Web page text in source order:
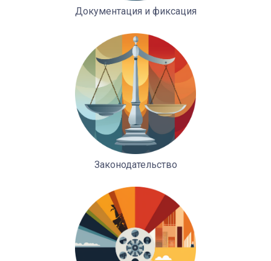
Документация и фиксация
Законодательство